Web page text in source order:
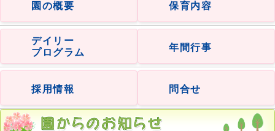
園の概要 保育内容
デイリー
プログラム
年間行事
採用情報 問合せ